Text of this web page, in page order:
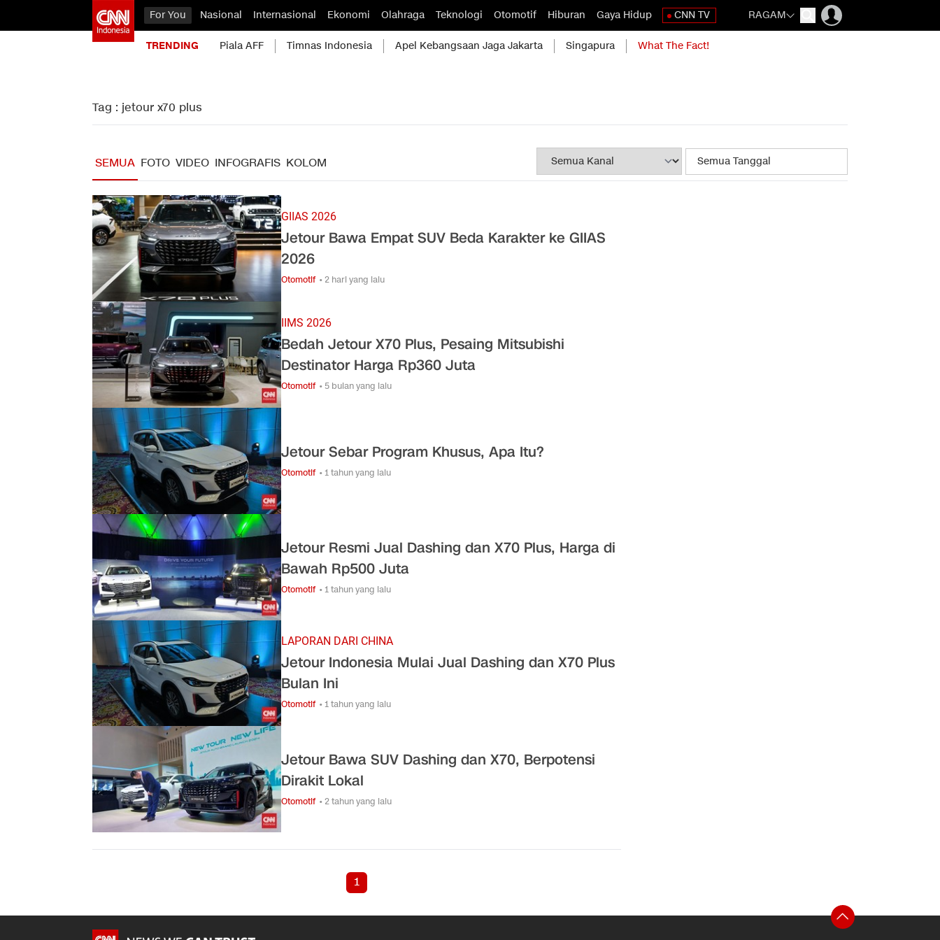
For You Nasional Internasional Ekonomi Olahraga Teknologi Otomotif Hiburan Gaya Hidup CNN TV RAGAM
TRENDING Piala AFF Timnas Indonesia Apel Kebangsaan Jaga Jakarta Singapura What The Fact!
Tag : jetour x70 plus
SEMUA FOTO VIDEO INFOGRAFIS KOLOM
GIIAS 2026
Jetour Bawa Empat SUV Beda Karakter ke GIIAS
2026
Otomotif • 2 hari yang lalu
IIMS 2026
Bedah Jetour X70 Plus, Pesaing Mitsubishi
Destinator Harga Rp360 Juta
Otomotif • 5 bulan yang lalu
Jetour Sebar Program Khusus, Apa Itu?
Otomotif • 1 tahun yang lalu
Jetour Resmi Jual Dashing dan X70 Plus, Harga di
Bawah Rp500 Juta
Otomotif • 1 tahun yang lalu
LAPORAN DARI CHINA
Jetour Indonesia Mulai Jual Dashing dan X70 Plus
Bulan Ini
Otomotif • 1 tahun yang lalu
Jetour Bawa SUV Dashing dan X70, Berpotensi
Dirakit Lokal
Otomotif • 2 tahun yang lalu
1